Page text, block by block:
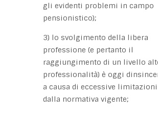
gli evidenti problemi in campo
pensionistico);
3) lo svolgimento della libera
professione (e pertanto il
raggiungimento di un livello
professionalità) è oggi
a causa di eccessive
dalla normativa vigente;